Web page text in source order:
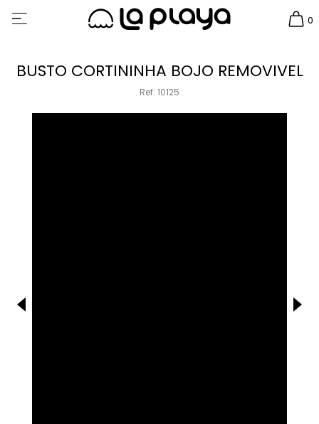
0
BUSTO CORTININHA BOJO REMOVIVEL
Ref: 10125